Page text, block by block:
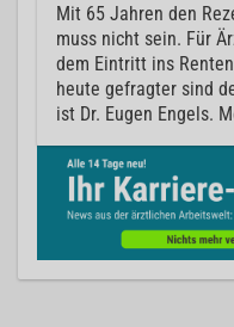
Mit 65 Jahren den
muss nicht sein. Für
dem Eintritt ins
heute gefragter sind
ist Dr. Eugen Engels.